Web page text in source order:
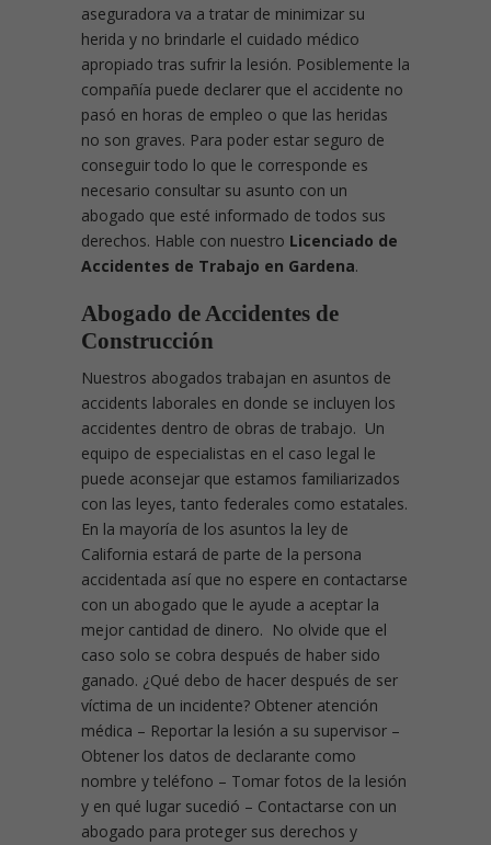
aseguradora va a tratar de minimizar su
herida y no brindarle el cuidado médico
apropiado tras sufrir la lesión. Posiblemente la
compañía puede declarer que el accidente no
pasó en horas de empleo o que las heridas
no son graves. Para poder estar seguro de
conseguir todo lo que le corresponde es
necesario consultar su asunto con un
abogado que esté informado de todos sus
derechos. Hable con nuestro Licenciado de
Accidentes de Trabajo en Gardena.
Abogado de Accidentes de
Construcción
Nuestros abogados trabajan en asuntos de
accidents laborales en donde se incluyen los
accidentes dentro de obras de trabajo. Un
equipo de especialistas en el caso legal le
puede aconsejar que estamos familiarizados
con las leyes, tanto federales como estatales.
En la mayoría de los asuntos la ley de
California estará de parte de la persona
accidentada así que no espere en contactarse
con un abogado que le ayude a aceptar la
mejor cantidad de dinero. No olvide que el
caso solo se cobra después de haber sido
ganado. ¿Qué debo de hacer después de ser
víctima de un incidente? Obtener atención
médica – Reportar la lesión a su supervisor –
Obtener los datos de declarante como
nombre y teléfono – Tomar fotos de la lesión
y en qué lugar sucedió – Contactarse con un
abogado para proteger sus derechos y